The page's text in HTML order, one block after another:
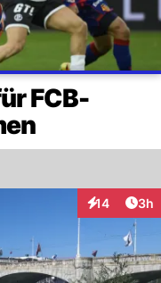
FCB-
14
Interaktionen
3h